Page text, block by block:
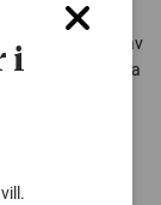
med
det finns behov av
för djurens bästa
i